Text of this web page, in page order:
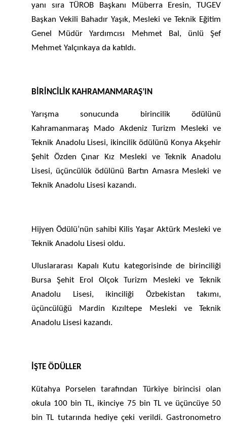
yanı sıra TÜROB Başkanı Müberra Eresin, TUGEV
Başkan Vekili Bahadır Yaşık, Mesleki ve Teknik Eğitim
Genel Müdür Yardımcısı Mehmet Bal, ünlü Şef
Mehmet Yalçınkaya da katıldı.
BİRİNCİLİK KAHRAMANMARAŞ’IN
Yarışma sonucunda birincilik ödülünü
Kahramanmaraş Mado Akdeniz Turizm Mesleki ve
Teknik Anadolu Lisesi, ikincilik ödülünü Konya Akşehir
Şehit Özden Çınar Kız Mesleki ve Teknik Anadolu
Lisesi, üçüncülük ödülünü Bartın Amasra Mesleki ve
Teknik Anadolu Lisesi kazandı.
Hijyen Ödülü’nün sahibi Kilis Yaşar Aktürk Mesleki ve
Teknik Anadolu Lisesi oldu.
Uluslararası Kapalı Kutu kategorisinde de birinciliği
Bursa Şehit Erol Olçok Turizm Mesleki ve Teknik
Anadolu Lisesi, ikinciliği Özbekistan takımı,
üçüncülüğü Mardin Kızıltepe Mesleki ve Teknik
Anadolu Lisesi kazandı.
İŞTE ÖDÜLLER
Kütahya Porselen tarafından Türkiye birincisi olan
okula 100 bin TL, ikinciye 75 bin TL ve üçüncüye 50
bin TL tutarında hediye çeki verildi. Gastronometro